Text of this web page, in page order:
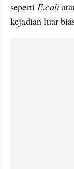
seperti E.coli
kejadian luar